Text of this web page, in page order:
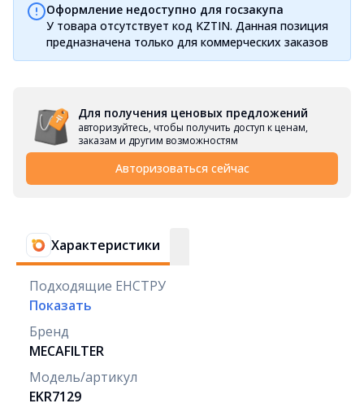
Оформление недоступно для госзакупа
У товара отсутствует код KZTIN. Данная позиция
предназначена только для коммерческих заказов
Для получения ценовых предложений
авторизуйтесь, чтобы получить доступ к ценам,
заказам и другим возможностям
Авторизоваться сейчас
Характеристики
Подходящие ЕНСТРУ
Показать
Бренд
MECAFILTER
Модель/артикул
EKR7129